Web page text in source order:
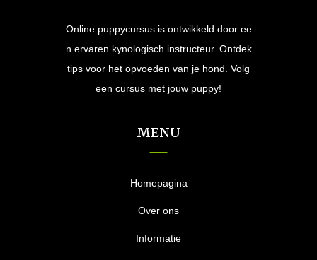
Online puppycursus is ontwikkeld door ee
n ervaren kynologisch instructeur. Ontdek
tips voor het opvoeden van je hond. Volg
een cursus met jouw puppy!
MENU
Homepagina
Over ons
Informatie